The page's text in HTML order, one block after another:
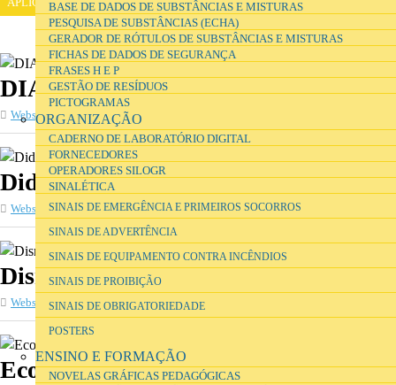
BASE DE DADOS DE SUBSTÂNCIAS E MISTURAS
PESQUISA DE SUBSTÂNCIAS (ECHA)
GERADOR DE RÓTULOS DE SUBSTÂNCIAS E MISTURAS
FICHAS DE DADOS DE SEGURANÇA
FRASES H E P
GESTÃO DE RESÍDUOS
PICTOGRAMAS
ORGANIZAÇÃO
CADERNO DE LABORATÓRIO DIGITAL
FORNECEDORES
OPERADORES SILOGR
SINALÉTICA
SINAIS DE EMERGÊNCIA E PRIMEIROS SOCORROS
SINAIS DE ADVERTÊNCIA
SINAIS DE EQUIPAMENTO CONTRA INCÊNDIOS
SINAIS DE PROIBIÇÃO
SINAIS DE OBRIGATORIEDADE
POSTERS
ENSINO E FORMAÇÃO
NOVELAS GRÁFICAS PEDAGÓGICAS
DIAS DE SOUSA SA
Website Portugal
Didáctica XXI
Website Portugal
Dismel Lda
Website Portugal
Economatics